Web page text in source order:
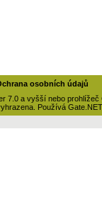
osobních údajů
7.0 a vyšší nebo prohlížeč
Používá